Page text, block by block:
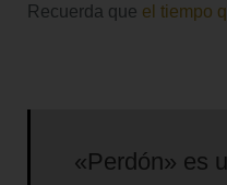
Recuerda que el tiempo
«Perdón» es